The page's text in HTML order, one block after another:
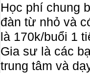
Học phí chung
đàn từ nhỏ và
là 170k/buổi 1
Gia sư là các
trung tâm và